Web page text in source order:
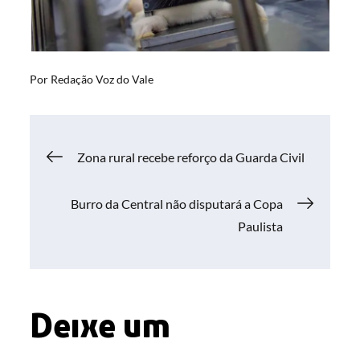
Por Redação Voz do Vale
Navegação
de
Zona rural recebe reforço da Guarda Civil
Burro da Central não disputará a Copa
Paulista
Deixe um